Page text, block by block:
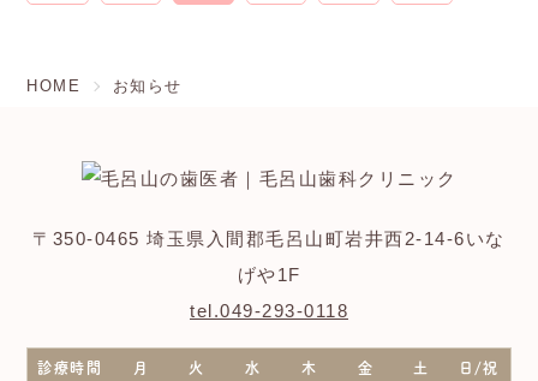
HOME お知らせ
〒350-0465 埼玉県入間郡毛呂山町岩井西2-14-6いな
げや1F
tel.049-293-0118
診療時間 月 火 水 木 金 土 日/祝